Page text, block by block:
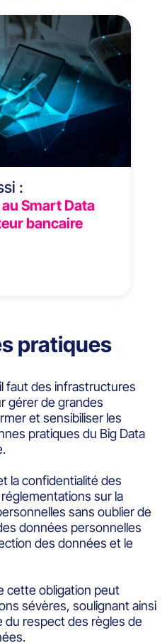
:
Smart Data
bancaire
pratiques
faut des infrastructures
gérer de grandes
et sensibiliser les
pratiques du Big Data
la confidentialité des
sur la
sans oublier de
données personnelles
des données et le
cette obligation peut
sévères, soulignant ainsi
du respect des règles de